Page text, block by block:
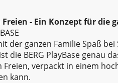
- Ein Konzept für die
der ganzen Familie Spaß
die BERG PlayBase genau
Freien, verpackt in einem
kann.